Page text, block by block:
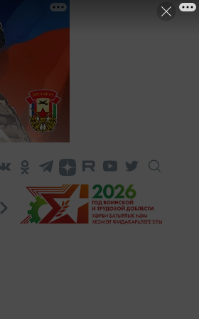
"ГУЛЬСТАН" НАШ ПОЧТАЛЬОН